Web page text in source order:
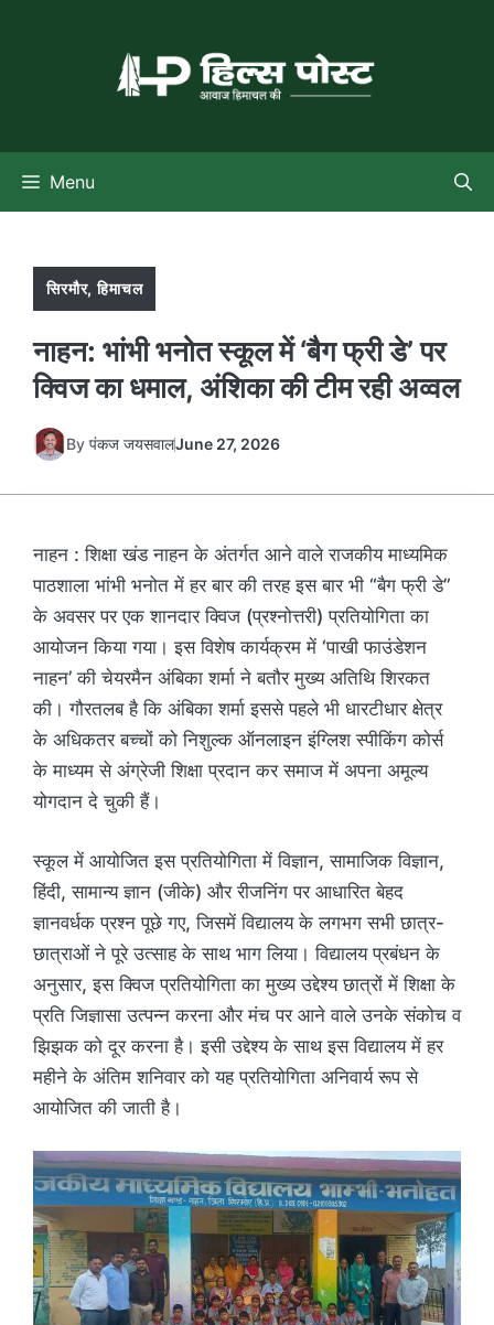
Menu
सिरमौर,हिमाचल
नाहन: भांभी भनोत स्कूल में ‘बैग फ्री डे’ पर
क्विज का धमाल, अंशिका की टीम रही अव्वल
By पंकज जयसवालJune 27, 2026
नाहन : शिक्षा खंड नाहन के अंतर्गत आने वाले राजकीय माध्यमिक
पाठशाला भांभी भनोत में हर बार की तरह इस बार भी “बैग फ्री डे”
के अवसर पर एक शानदार क्विज (प्रश्नोत्तरी) प्रतियोगिता का
आयोजन किया गया। इस विशेष कार्यक्रम में ‘पाखी फाउंडेशन
नाहन’ की चेयरमैन अंबिका शर्मा ने बतौर मुख्य अतिथि शिरकत
की। गौरतलब है कि अंबिका शर्मा इससे पहले भी धारटीधार क्षेत्र
के अधिकतर बच्चों को निशुल्क ऑनलाइन इंग्लिश स्पीकिंग कोर्स
के माध्यम से अंग्रेजी शिक्षा प्रदान कर समाज में अपना अमूल्य
योगदान दे चुकी हैं।
स्कूल में आयोजित इस प्रतियोगिता में विज्ञान, सामाजिक विज्ञान,
हिंदी, सामान्य ज्ञान (जीके) और रीजनिंग पर आधारित बेहद
ज्ञानवर्धक प्रश्न पूछे गए, जिसमें विद्यालय के लगभग सभी छात्र-
छात्राओं ने पूरे उत्साह के साथ भाग लिया। विद्यालय प्रबंधन के
अनुसार, इस क्विज प्रतियोगिता का मुख्य उद्देश्य छात्रों में शिक्षा के
प्रति जिज्ञासा उत्पन्न करना और मंच पर आने वाले उनके संकोच व
झिझक को दूर करना है। इसी उद्देश्य के साथ इस विद्यालय में हर
महीने के अंतिम शनिवार को यह प्रतियोगिता अनिवार्य रूप से
आयोजित की जाती है।